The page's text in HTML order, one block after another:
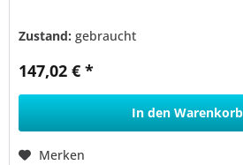
Zustand:gebraucht
147,02 € *
In den Warenkorb
Merken